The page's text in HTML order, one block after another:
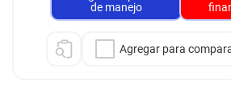
de manejo
Agregar para